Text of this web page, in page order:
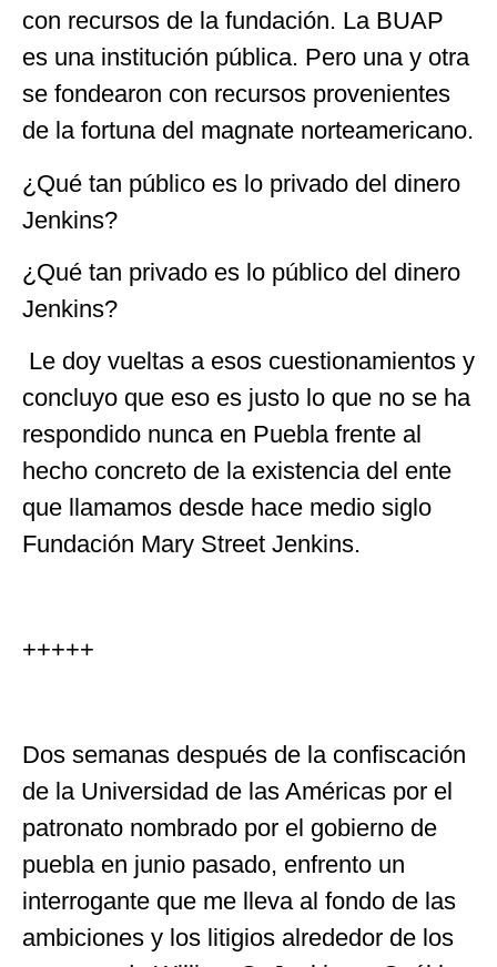
con recursos de la fundación. La BUAP
es una institución pública. Pero una y otra
se fondearon con recursos provenientes
de la fortuna del magnate norteamericano.
¿Qué tan público es lo privado del dinero
Jenkins?
¿Qué tan privado es lo público del dinero
Jenkins?
Le doy vueltas a esos cuestionamientos y
concluyo que eso es justo lo que no se ha
respondido nunca en Puebla frente al
hecho concreto de la existencia del ente
que llamamos desde hace medio siglo
Fundación Mary Street Jenkins.
+++++
Dos semanas después de la confiscación
de la Universidad de las Américas por el
patronato nombrado por el gobierno de
puebla en junio pasado, enfrento un
interrogante que me lleva al fondo de las
ambiciones y los litigios alrededor de los